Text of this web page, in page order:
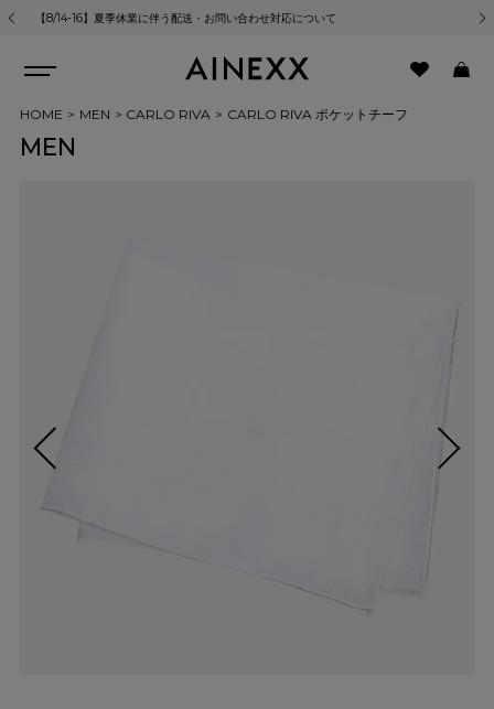
【8/14-16】夏季休業に伴う配送・お問い合わせ対応について 熊
HOME MEN CARLO RIVA CARLO RIVA ポケットチーフ
MEN